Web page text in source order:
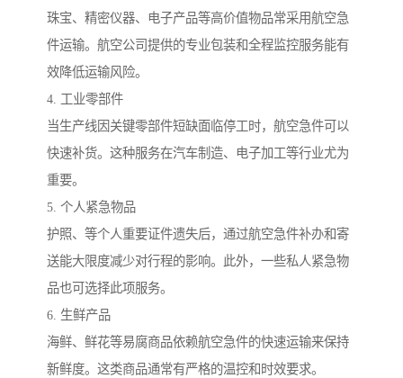
珠宝、精密仪器、电子产品等高价值物品常采用航空急
件运输。航空公司提供的专业包装和全程监控服务能有
效降低运输风险。
4. 工业零部件
当生产线因关键零部件短缺面临停工时，航空急件可以
快速补货。这种服务在汽车制造、电子加工等行业尤为
重要。
5. 个人紧急物品
护照、等个人重要证件遗失后，通过航空急件补办和寄
送能大限度减少对行程的影响。此外，一些私人紧急物
品也可选择此项服务。
6. 生鲜产品
海鲜、鲜花等易腐商品依赖航空急件的快速运输来保持
新鲜度。这类商品通常有严格的温控和时效要求。